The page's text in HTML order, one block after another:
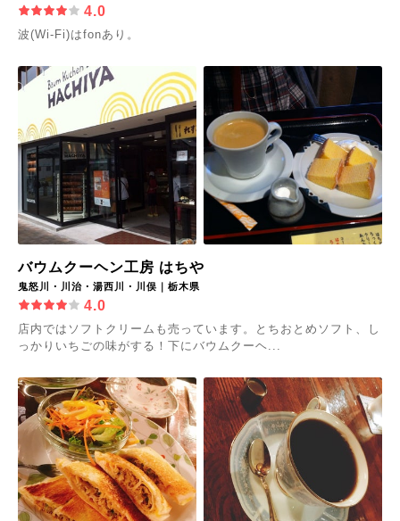
4.0
波(Wi-Fi)はfonあり。
バウムクーヘン工房 はちや
鬼怒川・川治・湯西川・川俣｜栃木県
4.0
店内ではソフトクリームも売っています。とちおとめソフト、し
っかりいちごの味がする！下にバウムクーヘ...